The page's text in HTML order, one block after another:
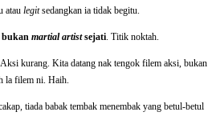
atau legitsedangkan ia tidak begitu.
bukan martial artist sejati. Titik noktah.
kurang. Kita datang nak tengok filem aksi, bukan
la filem ni. Haih.
tiada babak tembak menembak yang betul-betul